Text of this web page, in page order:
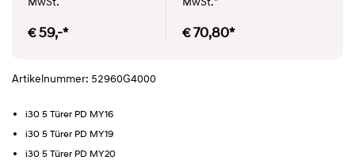
MwSt.
€ 59,-*
MwSt."
€ 70,80*
Artikelnummer: 52960G4000
i30 5 Türer PD MY16
i30 5 Türer PD MY19
i30 5 Türer PD MY20